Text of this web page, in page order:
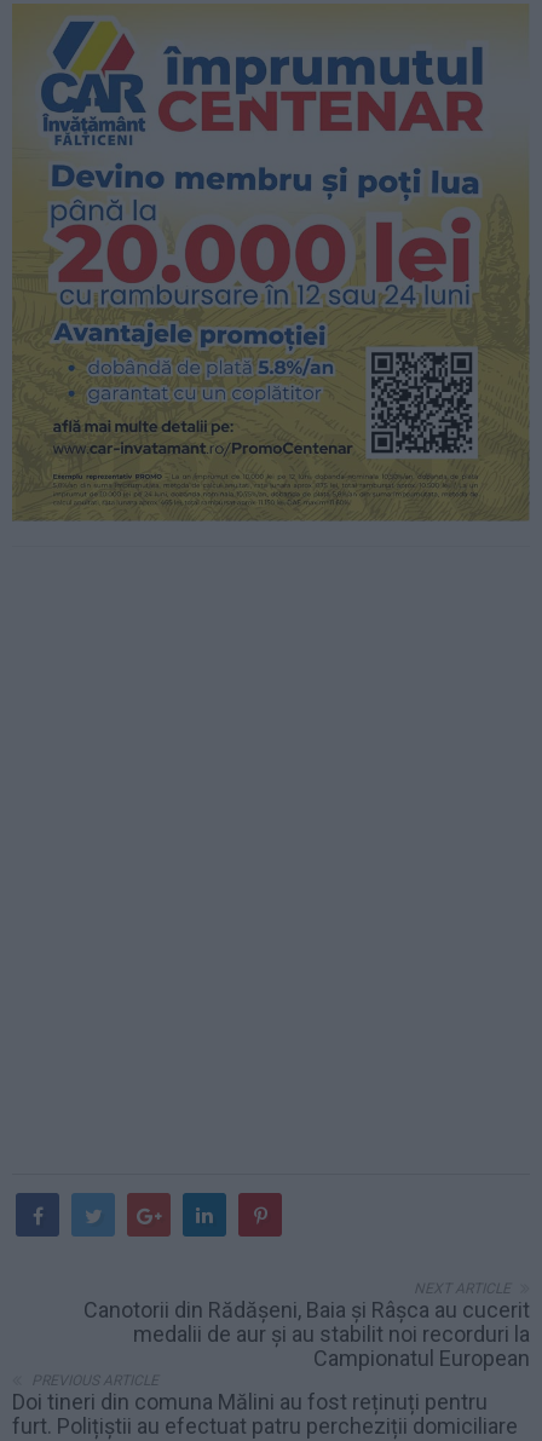
NEXT ARTICLE
Canotorii din Rădășeni, Baia și Râșca au cucerit
medalii de aur și au stabilit noi recorduri la
Campionatul European
PREVIOUS ARTICLE
Doi tineri din comuna Mălini au fost reținuți pentru
furt. Polițiștii au efectuat patru percheziții domiciliare